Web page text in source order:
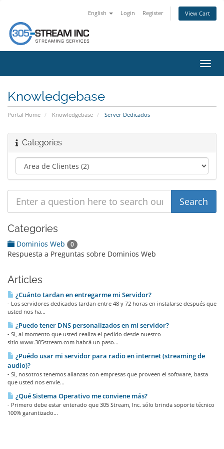
English Login Register View Cart
Knowledgebase
Portal Home Knowledgebase Server Dedicados
Categories
Categories
Dominios Web 0
Respuesta a Preguntas sobre Dominios Web
Articles
¿Cuánto tardan en entregarme mi Servidor?
- Los servidores dedicados tardan entre 48 y 72 horas en instalarse después que
usted nos ha...
¿Puedo tener DNS personalizados en mi servidor?
- Si, al momento que usted realiza el pedido desde nuestro
sitio www.305stream.com habrá un paso...
¿Puédo usar mi servidor para radio en internet (streaming de
audio)?
- Si, nosotros tenemos alianzas con empresas que proveen el software, basta
que usted nos envíe...
¿Qué Sistema Operativo me conviene más?
- Primero debe estar enterado que 305 Stream, Inc. sólo brinda soporte técnico
100% garantizado...